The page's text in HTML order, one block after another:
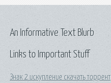
Links to Important Stuff
Знак 2 искупление скачать торрент
An Informative Text Blurb